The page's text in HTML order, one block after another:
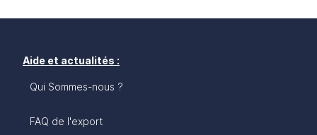
Aide et actualités :
Qui Sommes-nous ?
FAQ de l'export